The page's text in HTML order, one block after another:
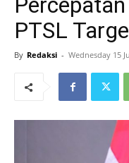
PTSL
By Redaksi - Wednesday 15